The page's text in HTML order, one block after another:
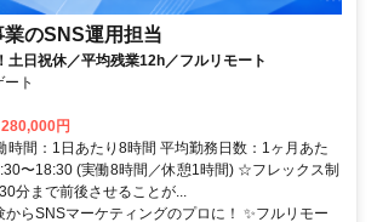
のSNS運用担当
土日祝休／平均残業12h／フルリモート
ト
円
時間：1日あたり8時間 平均勤務日数：1ヶ月あた
〜18:30 (実働8時間／休憩1時間) ☆フレックス制
分まで前後させることが...
からSNSマーケティングのプロに！ ✨フルリモー